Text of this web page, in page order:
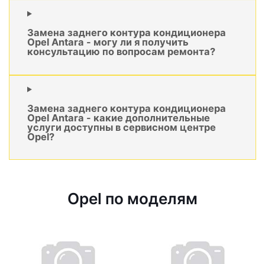
Замена заднего контура кондиционера
Opel Antara - могу ли я получить
консультацию по вопросам ремонта?
Замена заднего контура кондиционера
Opel Antara - какие дополнительные
услуги доступны в сервисном центре
Opel?
Opel по моделям